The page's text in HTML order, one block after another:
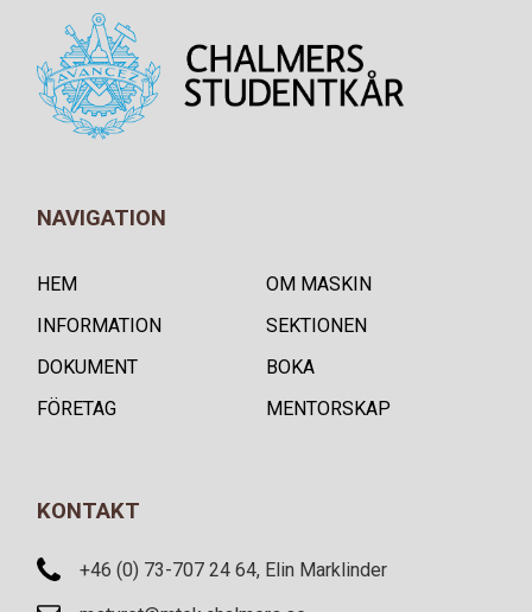
NAVIGATION
HEM
OM MASKIN
INFORMATION
SEKTIONEN
DOKUMENT
BOKA
FÖRETAG
MENTORSKAP
KONTAKT
+46 (0) 73-707 24 64, Elin Marklinder